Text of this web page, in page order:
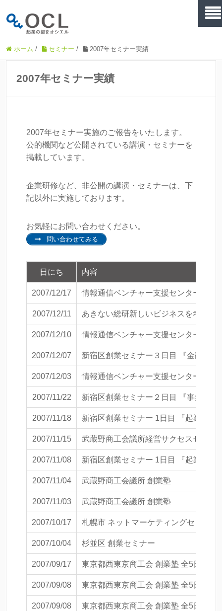
ホーム / セミナー / 2007年セミナー実績
2007年セミナー実績
2007年セミナー実施のご報告をいたします。
公的機関など公開されている講演・セミナーを
掲載しています。
企業研修など、非公開の講演・セミナーは、下
記以外に実施しております。
お気軽にお問い合わせください。
問い合わせてみる
日にち 内容
2007/12/17 情報通信ベンチャー支援センター事務
2007/12/11 あきない総研新しいビジネスを考える
2007/12/10 情報通信ベンチャー支援センター事務
2007/12/07 新宿区創業セミナー３日目 『金融支援
2007/12/03 情報通信ベンチャー支援センター事務
2007/11/22 新宿区創業セミナー２日目 『事業計画
2007/11/18 新宿区創業セミナー 1日目 『起業の準
2007/11/15 武蔵野商工会議所経営サクセスセミナ
2007/11/08 新宿区創業セミナー 1日目 『起業の準
2007/11/04 武蔵野商工会議所 創業塾
2007/11/03 武蔵野商工会議所 創業塾
2007/10/17 札幌市 ネットマーケティングセミナ
2007/10/04 杉並区 創業セミナー
2007/09/17 東京都西東京商工会 創業塾 全5日間第
2007/09/08 東京都西東京商工会 創業塾 全5日間第
2007/09/08 東京都西東京商工会 創業塾 全5日間第